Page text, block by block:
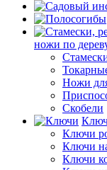
ножи по
Ножи
Скобели
Ключи
Ключи
Ключи